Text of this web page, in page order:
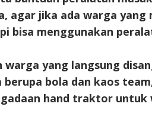
agar jika ada warga
bisa menggunakan
warga yang langsung
bola dan kaos
hand traktor untuk